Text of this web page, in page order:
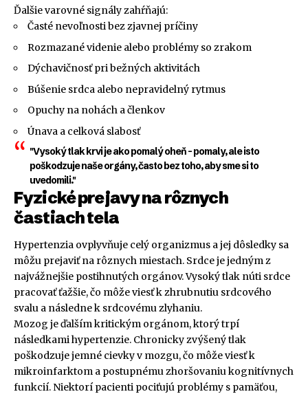
Ďalšie varovné signály zahŕňajú:
Časté nevoľnosti bez zjavnej príčiny
Rozmazané videnie alebo problémy so zrakom
Dýchavičnosť pri bežných aktivitách
Búšenie srdca alebo nepravidelný rytmus
Opuchy na nohách a členkov
Únava a celková slabosť
"Vysoký tlak krvi je ako pomalý oheň – pomaly, ale isto
poškodzuje naše orgány, často bez toho, aby sme si to
uvedomili."
Fyzické prejavy na rôznych
častiach tela
Hypertenzia ovplyvňuje celý organizmus a jej dôsledky sa
môžu prejaviť na rôznych miestach. Srdce je jedným z
najvážnejšie postihnutých orgánov. Vysoký tlak núti srdce
pracovať ťažšie, čo môže viesť k zhrubnutiu srdcového
svalu a následne k srdcovému zlyhaniu.
Mozog je ďalším kritickým orgánom, ktorý trpí
následkami hypertenzie. Chronicky zvýšený tlak
poškodzuje jemné cievky v mozgu, čo môže viesť k
mikroinfarktom a postupnému zhoršovaniu kognitívnych
funkcií. Niektorí pacienti pociťujú problémy s pamäťou,